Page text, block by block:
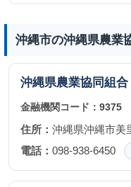
沖縄市の沖縄県農業
沖縄県農業協同組合
金融機関コード： 9375
住所： 沖縄県沖縄市美
電話： 098-938-6450